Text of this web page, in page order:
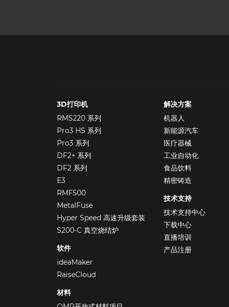
3D打印机
RMS220 系列
Pro3 HS 系列
Pro3 系列
DF2+ 系列
DF2 系列
E3
RMF500
MetalFuse
Hyper Speed 高速升级套装
S200-C 真空烧结炉
软件
ideaMaker
RaiseCloud
材料
解决方案
机器人
新能源汽车
医疗器械
工业自动化
食品饮料
精密铸造
技术支持
技术支持中心
下载中心
直播培训
产品注册